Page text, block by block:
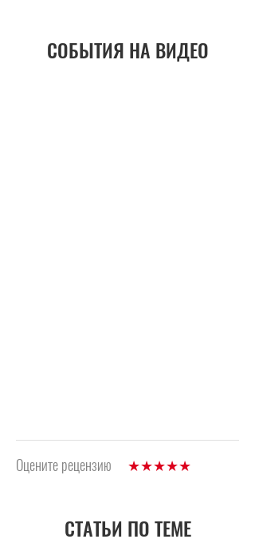
СОБЫТИЯ НА ВИДЕО
Оцените рецензию
СТАТЬИ ПО ТЕМЕ